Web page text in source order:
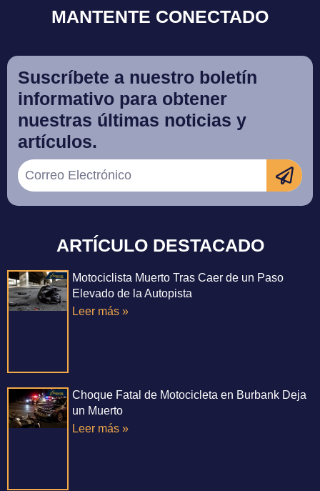
MANTENTE CONECTADO
Suscríbete a nuestro boletín
informativo para obtener
nuestras últimas noticias y
artículos.
ARTÍCULO DESTACADO
Motociclista Muerto Tras Caer de un Paso
Elevado de la Autopista
Leer más »
Choque Fatal de Motocicleta en Burbank Deja
un Muerto
Leer más »